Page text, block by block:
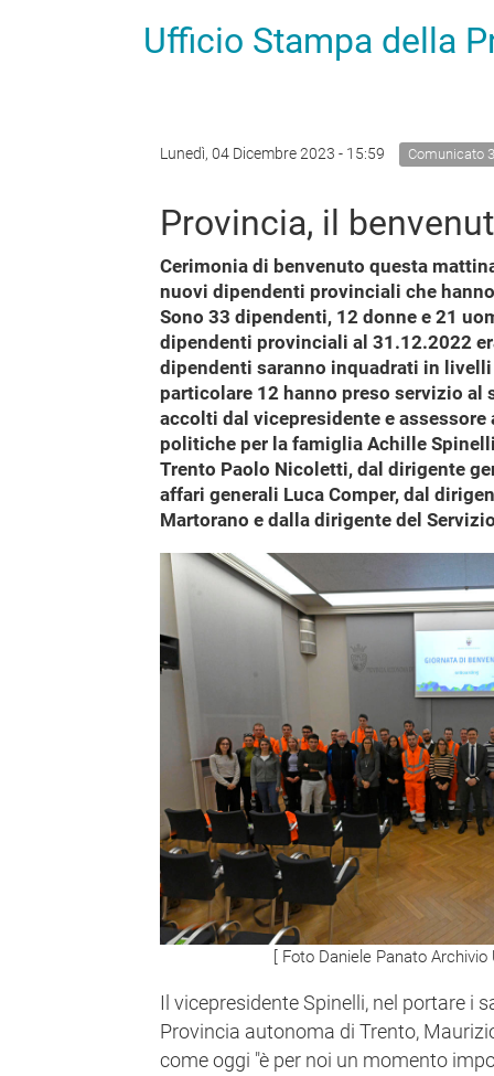
Ufficio Stampa della
Lunedì, 04 Dicembre 2023 - 15:59 Comunicato
Provincia, il
Cerimonia di benvenuto questa
nuovi dipendenti provinciali che
Sono 33 dipendenti, 12 donne e 21
dipendenti provinciali al 31.12.2022
dipendenti saranno inquadrati in
particolare 12 hanno preso servizio
accolti dal vicepresidente e
politiche per la famiglia Achille
Trento Paolo Nicoletti, dal dirigente
affari generali Luca Comper, dal
Martorano e dalla dirigente del
[ Foto Daniele Panato
Il vicepresidente Spinelli, nel portare i
Provincia autonoma di Trento,
come oggi "è per noi un momento